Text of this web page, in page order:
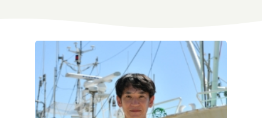
マイページ
お問い合わせ
特定商取引について
プライバシーポリシー